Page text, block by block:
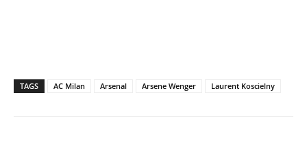
TAGS AC Milan Arsenal Arsene Wenger Laurent Koscielny